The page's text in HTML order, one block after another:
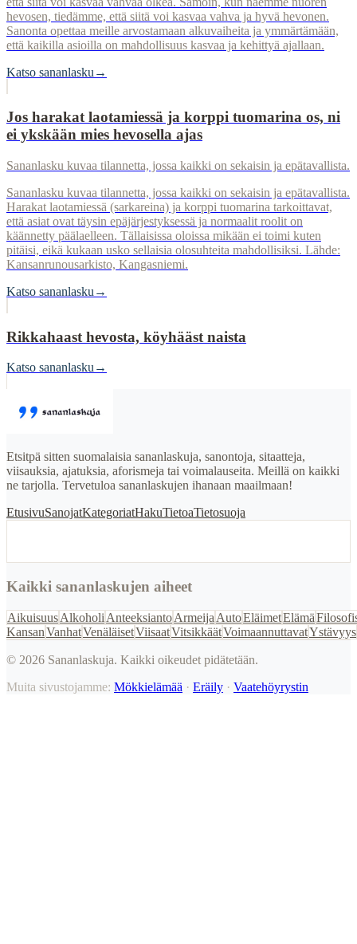
hevosen, tiedämme, että siitä voi kasvaa vahva ja hyvä hevonen.
Sanonta opettaa meille arvostamaan alkuvaiheita ja ymmärtämään,
että kaikilla asioilla on mahdollisuus kasvaa ja kehittyä ajallaan.
Katso sananlasku →
Jos harakat laotamiessä ja korppi tuomarina os, ni
ei ykskään mies hevosella ajas
Sananlasku kuvaa tilannetta, jossa kaikki on sekaisin ja epätavallista.
Sananlasku kuvaa tilannetta, jossa kaikki on sekaisin ja epätavallista.
Harakat laotamiessä (sarkareina) ja korppi tuomarina tarkoittavat,
että asiat ovat täysin epäjärjestyksessä ja normaalit roolit on
käännetty päälaelleen. Tällaisissa oloissa mikään ei toimi kuten
pitäisi, eikä kukaan usko sellaisia olosuhteita mahdollisiksi. Lähde:
Kansanrunousarkisto, Kangasniemi.
Katso sananlasku →
Rikkahaast hevosta, köyhääst naista
Katso sananlasku→
Etsitpä sitten suomalaisia sananlaskuja, sanontoja, sitaatteja,
viisauksia, ajatuksia, aforismeja tai voimalauseita. Meillä on kaikki
ne tarjolla. Tervetuloa sananlaskujen ihanaan maailmaan!
EtusivuSanojatKategoriatHakuTietoaTietosuoja
Kaikki sananlaskujen aiheet
AikuisuusAlkoholi AnteeksiantoArmeija AutoEläimetElämä
KansanVanhatVenäläisetViisaatVitsikkäätVoimaannuttavatYstävyys
© 2026 Sananlaskuja. Kaikki oikeudet pidätetään.
Muita sivustojamme: Mökkielämää · Eräily · Vaatehöyrystin